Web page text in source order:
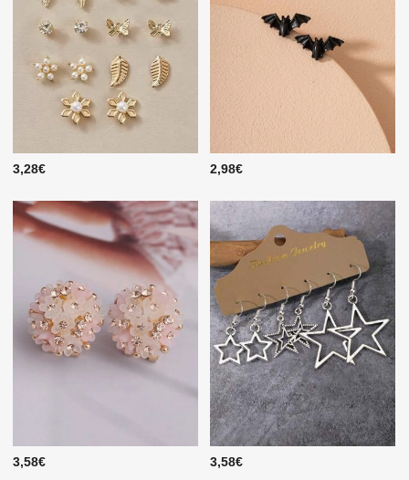
3,28€ 2,98€
3,58€ 3,58€